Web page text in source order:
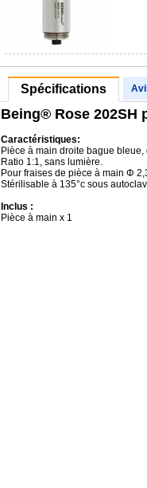
Spécifications
Being® Rose 202SH
Caractéristiques:
Pièce à main droite bague
Ratio 1:1, sans lumière.
Pour fraises de pièce à main Φ
Stérilisable à 135°c sous
Inclus :
Pièce à main x 1